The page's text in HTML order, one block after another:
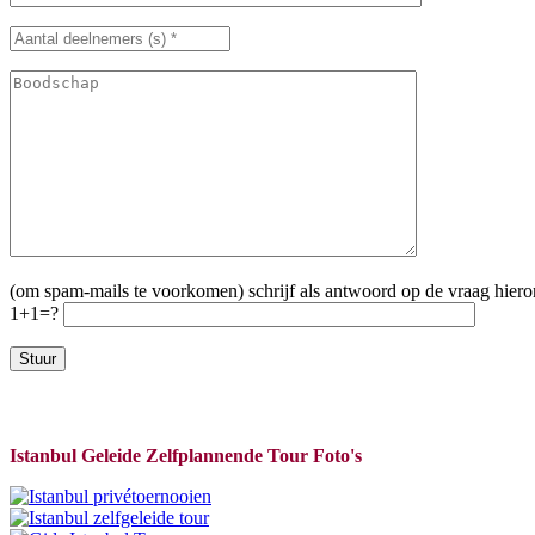
(om spam-mails te voorkomen) schrijf als antwoord op de vraag
1+1=?
Istanbul Geleide Zelfplannende Tour Foto's